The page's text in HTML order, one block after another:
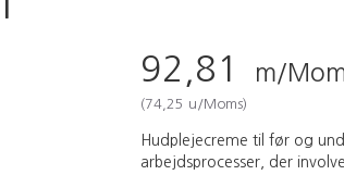
92,81 m/
(74,25 u/Moms)
Hudplejecreme til før og
arbejdsprocesser, der